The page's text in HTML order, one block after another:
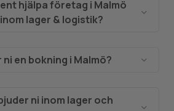
hjälpa företag i Malmö
lager & logistik?
inom lager och logistik för
har en omfattande kandidatbas
Genom våra digitala
en bokning i Malmö?
och logistik på 1-2
ni inom lager och